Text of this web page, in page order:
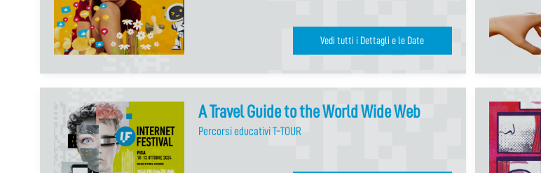
Vedi tutti i Dettagli e le Date
A Travel Guide to the World Wide Web
Percorsi educativi T-TOUR